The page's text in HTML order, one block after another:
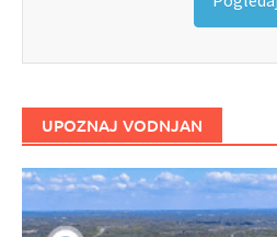
UPOZNAJ VODNJAN